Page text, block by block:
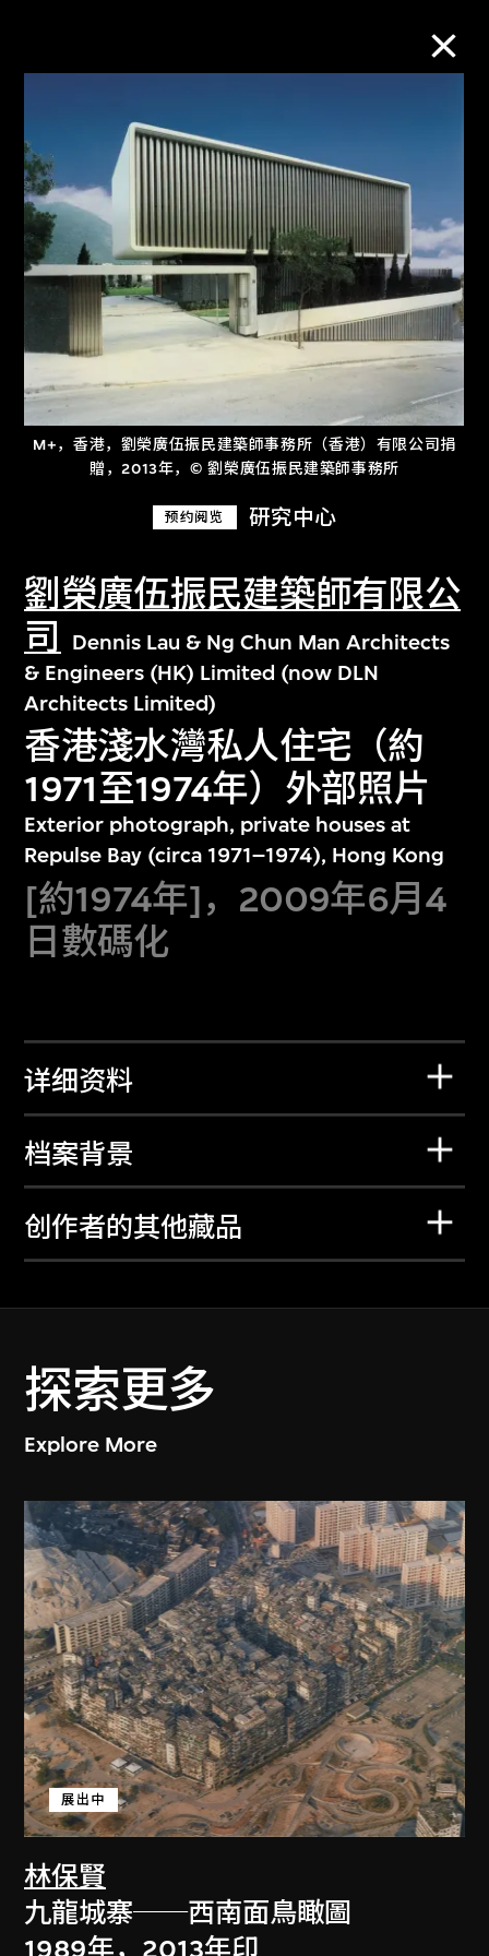
M+，香港，劉榮廣伍振民建築師事務所（香港）有限公司捐
贈，2013年，© 劉榮廣伍振民建築師事務所
预约阅览 研究中心
劉榮廣伍振民建築師有限公
司
Dennis Lau & Ng Chun Man Architects
& Engineers (HK) Limited (now DLN
Architects Limited)
香港淺水灣私人住宅（約
1971至1974年）外部照片
Exterior photograph, private houses at
Repulse Bay (circa 1971–1974), Hong Kong
[約1974年]，2009年6月4
日數碼化
详细资料
档案背景
创作者的其他藏品
探索更多
Explore More
林保賢
展出中
九龍城寨──西南面鳥瞰圖
1989年，2013年印
进一步筛选 搜索
关于M+藏品
探索世界顶级的二十及二十一世纪视觉
文化藏品。